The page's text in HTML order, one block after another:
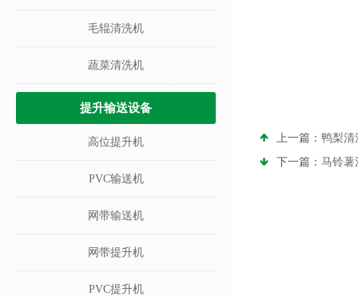
毛辊清洗机
蔬菜清洗机
提升输送设备
高位提升机
PVC输送机
网带输送机
网带提升机
PVC提升机
上一篇： 鸭梨清
下一篇： 马铃薯